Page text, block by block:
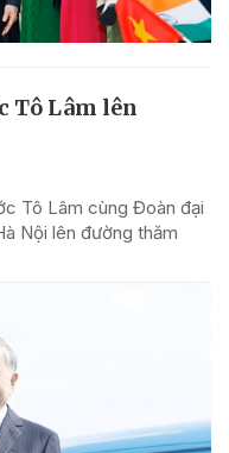
Tô Lâm lên
Tô Lâm cùng Đoàn đại
Nội lên đường thăm